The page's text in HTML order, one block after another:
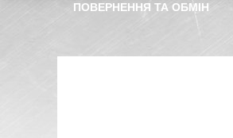
ПОВЕРНЕННЯ ТА ОБМІН